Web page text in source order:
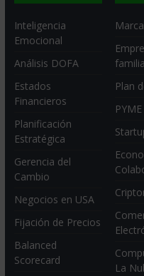
Inteligencia
Emocional
Análisis DOFA
Estados
Financieros
Planificación
Estratégica
Gerencia del
Cambio
Negocios en USA
Fijación de Precios
Balanced
Scorecard
Plan
PYME
La